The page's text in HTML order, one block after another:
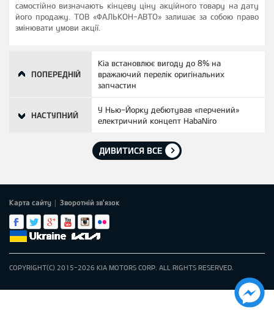
самостійно визначають кінцеву ціну акційного товару на дату
його продажу. ТОВ «ФАЛЬКОН-АВТО» залишає за собою право
змінювати умови акції.
ПОПЕРЕДНІЙ
Kia встановлює вигоду до 8% на
вражаючий перелік оригінальних
запчастин
НАСТУПНИЙ
У Нью-Йорку дебютував «перчений»
електричний концепт HabaNiro
ДИВИТИСЯ ВСЕ
Карта сайту Зворотній зв'язок
COPYRIGHT(C) 2015-2026 KIA MOTORS CORP. ALL RIGHTS RESERVED.